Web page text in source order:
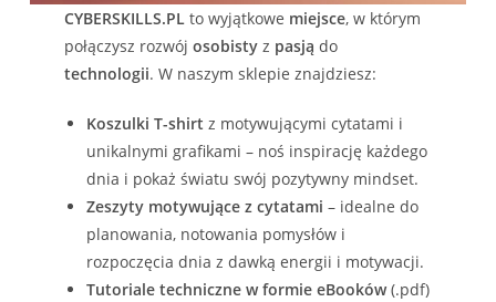
CYBERSKILLS.PL to wyjątkowe miejsce, w którym
połączysz rozwójosobisty z pasją do
technologii. W naszym sklepie znajdziesz:
Koszulki T-shirt z motywującymi cytatami i
unikalnymi grafikami – noś inspirację każdego
dnia i pokaż światu swój pozytywny mindset.
Zeszyty motywujące z cytatami – idealne do
planowania, notowania pomysłów i
rozpoczęcia dnia z dawką energii i motywacji.
Tutoriale techniczne w formie eBooków(.pdf)